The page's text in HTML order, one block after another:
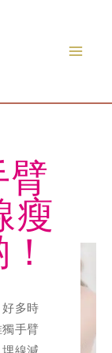
臂
瘦
多時
手臂